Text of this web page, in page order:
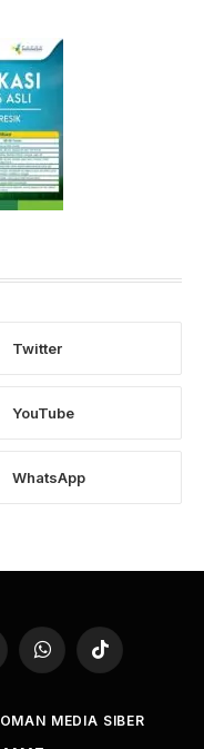
Twitter
YouTube
WhatsApp
WhatsAppTikTok
MEDIA SIBER